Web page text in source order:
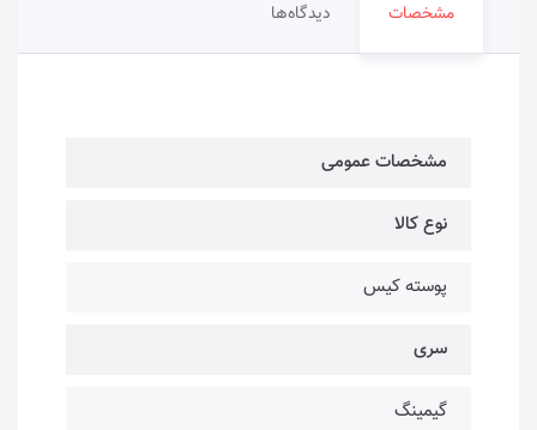
مشخصات دیدگاه‌ها
مشخصات عمومی
نوع کالا
پوسته کیس
سری
گیمینگ